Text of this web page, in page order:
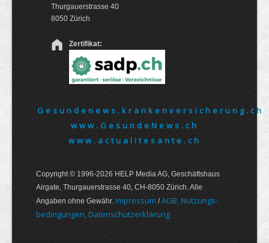
Thurgauerstrasse 40
8050 Zürich
Zertifikat:
Gesundenews.krankenversicherung.ch
www.GesundeNews.ch
www.actualitesante.ch
Copyright © 1996-2026 HELP Media AG, Geschäftshaus
Airgate, Thurgauer­strasse 40, CH-8050 Zürich. Alle
Angaben ohne Gewähr. Im­pres­sum /AGB, Nut­zungs­
bedin­gungen, Daten­schutz­er­klärung